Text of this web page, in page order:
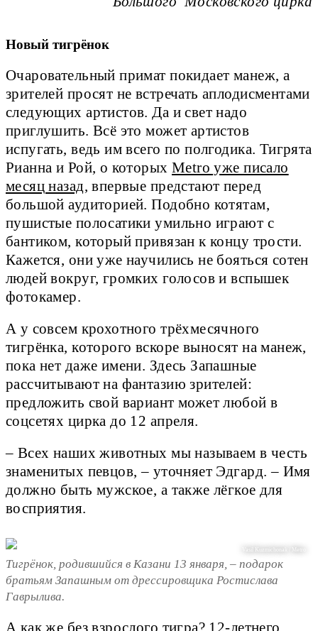
Новый тигрёнок
Очаровательный примат покидает манеж, а
зрителей просят не встречать аплодисментами
следующих артистов. Да и свет надо
приглушить. Всё это может артистов
испугать, ведь им всего по полгодика. Тигрята
Рианна и Рой, о которых Metro уже писало
месяц назад, впервые предстают перед
большой аудиторией. Подобно котятам,
пушистые полосатики умильно играют с
бантиком, который привязан к концу трости.
Кажется, они уже научились не бояться сотен
людей вокруг, громких голосов и вспышек
фотокамер.
А у совсем крохотного трёхмесячного
тигрёнка, которого вскоре выносят на манеж,
пока нет даже имени. Здесь Запашные
рассчитывают на фантазию зрителей:
предложить свой вариант может любой в
соцсетях цирка до 12 апреля.
– Всех наших животных мы называем в честь
знаменитых певцов, – уточняет Эдгард. – Имя
должно быть мужское, а также лёгкое для
восприятия.
Vasil Kuzmichonak / Metro
Тигрёнок, родившийся в Казани 13 января, – подарок
братьям Запашным от дрессировщика Ростислава
Гаврылива.
А как же без взрослого тигра? 12-летнего